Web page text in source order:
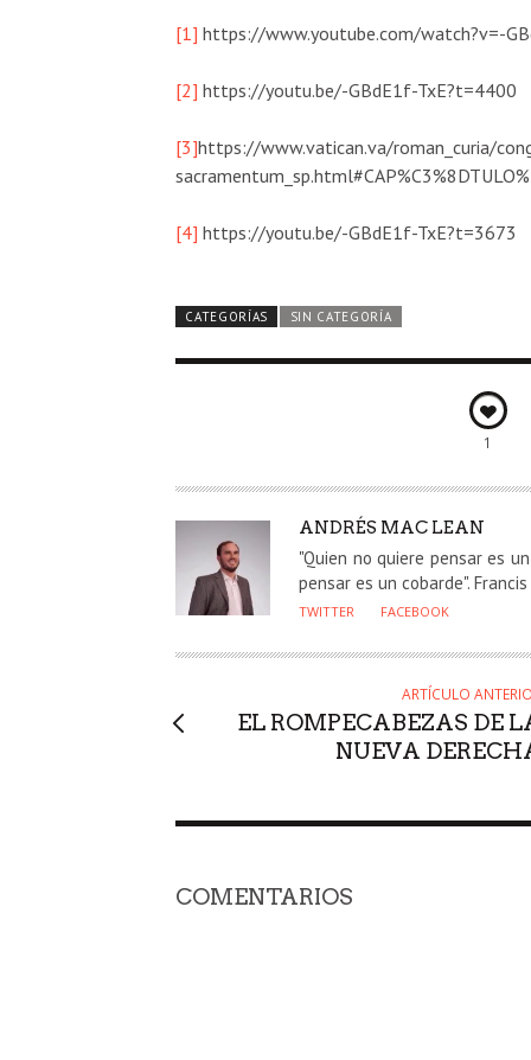
[1] https://www.youtube.com/watch?v=-
[2] https://youtu.be/-GBdE1f-TxE?t=4400
[3]https://www.vatican.va/roman_curia/
[4] https://youtu.be/-GBdE1f-TxE?t=3673
CATEGORÍAS SIN CATEGORÍA
1
AUTOR
ANDRÉS MAC LEAN
"Quien no quiere pensar es
pensar es un cobarde".
TWITTER FACEBOOK
ARTÍCULO
EL ROMPECABEZAS DE
NUEVA
COMENTARIOS